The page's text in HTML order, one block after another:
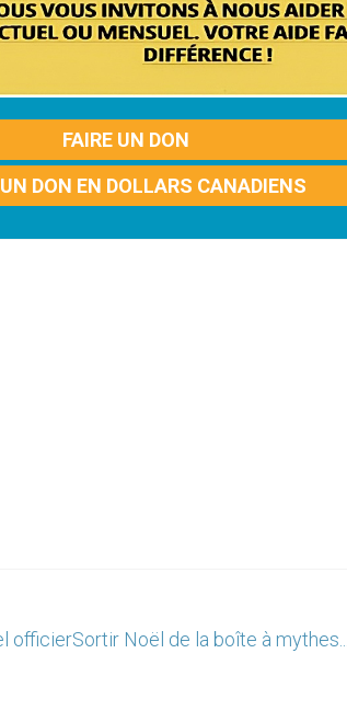
FAIRE UN DON
DON EN DOLLARS CANADIENS
officierSortir Noël de la boîte à mythes...